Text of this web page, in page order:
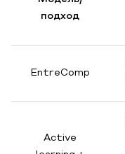
подход
EntreComp
Active